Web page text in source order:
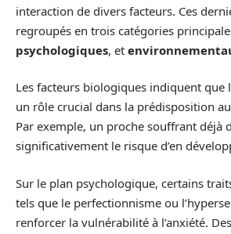
interaction de divers facteurs. Ces
regroupés en trois catégories
psychologiques, et
Les facteurs biologiques indiquent que
un rôle crucial dans la prédisposition
Par exemple, un proche souffrant déjà
significativement le risque d’en
Sur le plan psychologique, certains
tels que le perfectionnisme ou
renforcer la vulnérabilité à l’anxiété.